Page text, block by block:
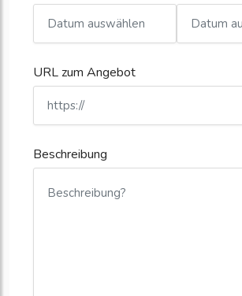
URL zum Angebot
Beschreibung